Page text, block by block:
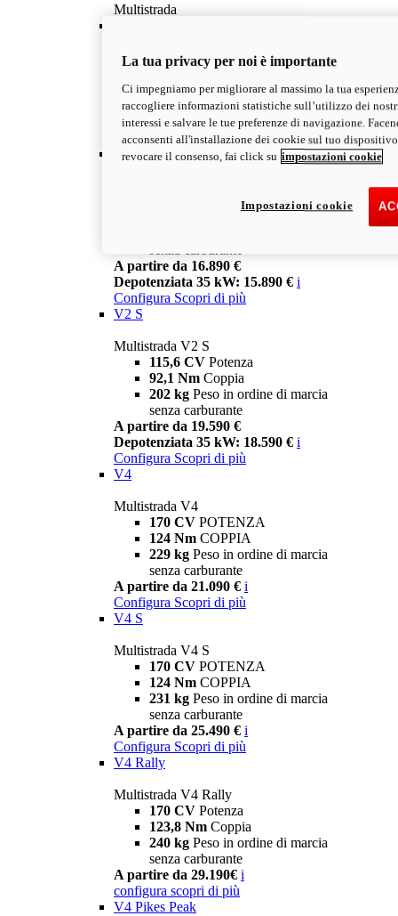
Multistrada
Famiglia Multistrada: il viaggio secondo Ducati
La famiglia di Big Dual Ducati votate al viaggio,
con 4 anni di garanzia. Esplora la gamma
Multistrada e scegli il modello più adatto alle tue
esigenze.
Scopri di più
V2
Potenza
A partire da 16.890 €
Depotenziata 35 kW: 15.890 € i
Configura Scopri di più
V2 S
Multistrada V2 S
115,6 CV Potenza
92,1 Nm Coppia
202 kg Peso in ordine di marcia
senza carburante
A partire da 19.590 €
Depotenziata 35 kW: 18.590 € i
Configura Scopri di più
V4
Multistrada V4
170 CV POTENZA
124 Nm COPPIA
229 kg Peso in ordine di marcia
senza carburante
A partire da 21.090 € i
Configura Scopri di più
V4 S
Multistrada V4 S
170 CV POTENZA
124 Nm COPPIA
231 kg Peso in ordine di marcia
senza carburante
A partire da 25.490 € i
Configura Scopri di più
V4 Rally
Multistrada V4 Rally
170 CV Potenza
123,8 Nm Coppia
240 kg Peso in ordine di marcia
senza carburante
A partire da 29.190€ i
configura scopri di più
V4 Pikes Peak
La tua privacy per noi è importante
Ci impegniamo per migliorare al massimo la tua
raccogliere informazioni statistiche sull’utilizzo dei
interessi e salvare le tue preferenze di navigazione.
acconsenti all'installazione dei cookie sul tuo
revocare il consenso, fai click su impostazioni cookie
Impostazioni cookie